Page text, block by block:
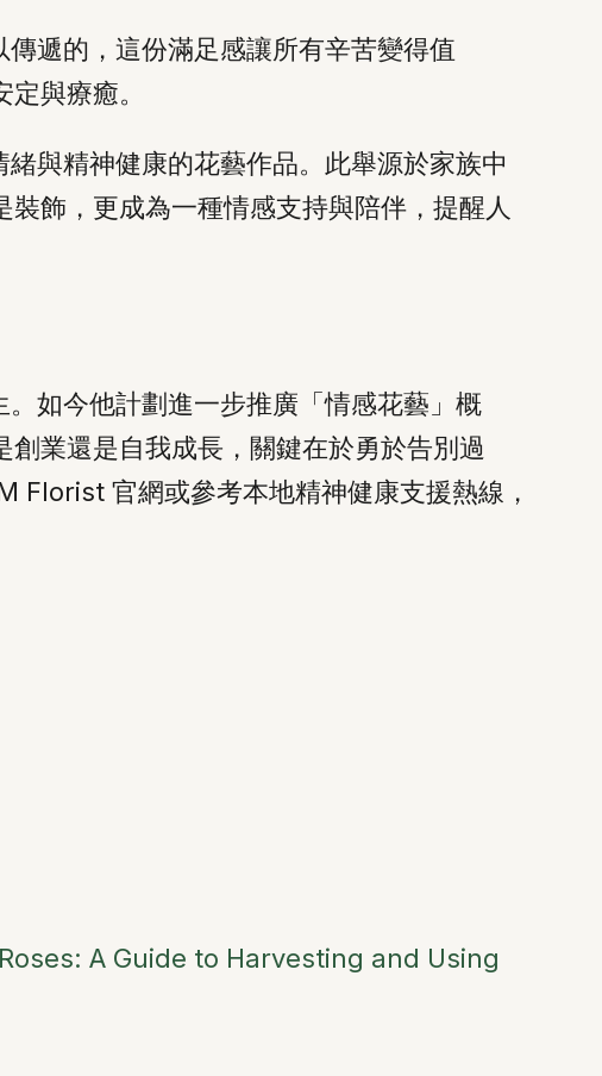
遞的，這份滿足感讓所有辛苦變得值
與療癒。
與精神健康的花藝作品。此舉源於家族中
飾，更成為一種情感支持與陪伴，提醒人
如今他計劃進一步推廣「情感花藝」概
業還是自我成長，關鍵在於勇於告別過
Florist 官網或參考本地精神健康支援熱線，
A Guide to Harvesting and Using